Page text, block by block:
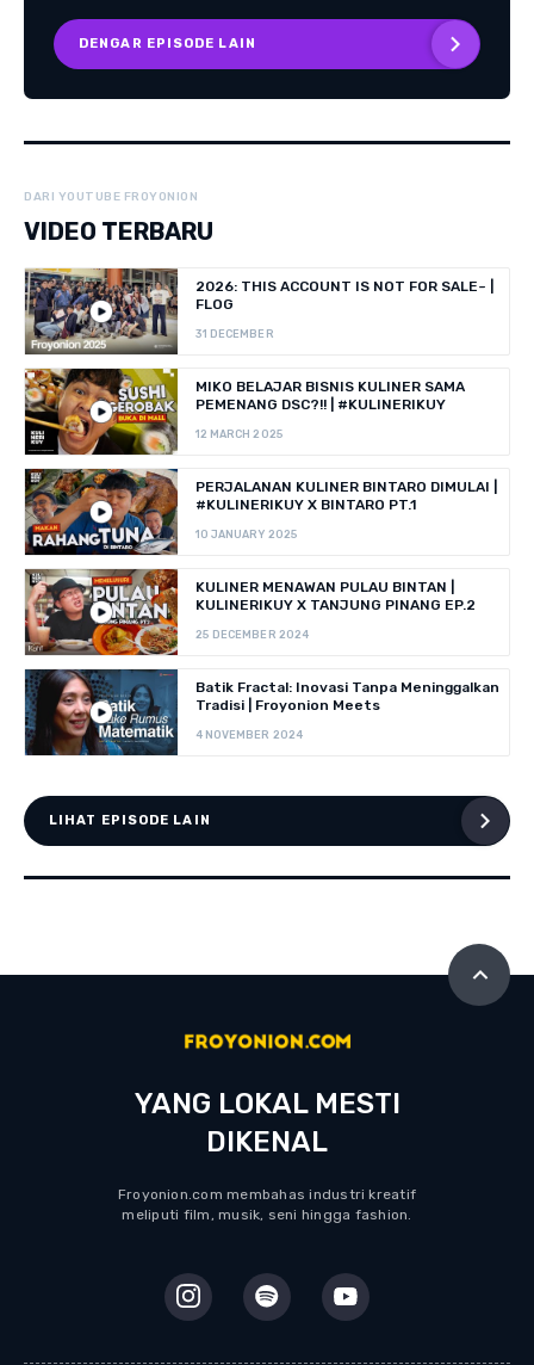
DENGAR EPISODE LAIN
DARI YOUTUBE FROYONION
VIDEO TERBARU
2026: THIS ACCOUNT IS NOT FOR SALE~ |
FLOG
31 DECEMBER
MIKO BELAJAR BISNIS KULINER SAMA
PEMENANG DSC?!! | #KULINERIKUY
12 MARCH 2025
PERJALANAN KULINER BINTARO DIMULAI |
#KULINERIKUY X BINTARO PT.1
10 JANUARY 2025
KULINER MENAWAN PULAU BINTAN |
KULINERIKUY X TANJUNG PINANG EP.2
25 DECEMBER 2024
Batik Fractal: Inovasi Tanpa Meninggalkan
Tradisi | Froyonion Meets
4 NOVEMBER 2024
LIHAT EPISODE LAIN
YANG LOKAL MESTI
DIKENAL
Froyonion.com membahas industri kreatif
meliputi film, musik, seni hingga fashion.